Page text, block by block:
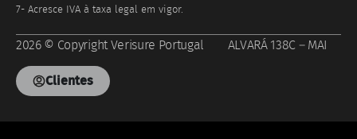
7- Acresce IVA à taxa legal em vigor.
2026 © Copyright Verisure Portugal ALVARÁ 138C – MAI
Clientes